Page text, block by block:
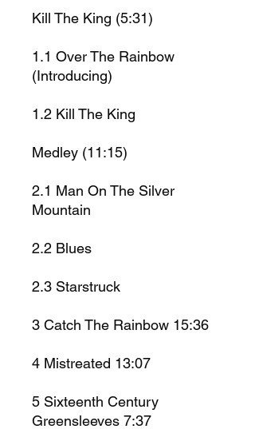
Kill The King (5:31)
1.1 Over The Rainbow
(Introducing)
1.2 Kill The King
Medley (11:15)
2.1 Man On The Silver
Mountain
2.2 Blues
2.3 Starstruck
3 Catch The Rainbow 15:36
4 Mistreated 13:07
5 Sixteenth Century
Greensleeves 7:37